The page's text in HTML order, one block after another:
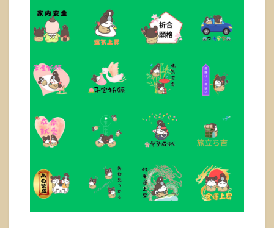
1.0.1
おみく
飾る
『ミチ
シル
1.0.1.1
シンプル
文化を身
近に